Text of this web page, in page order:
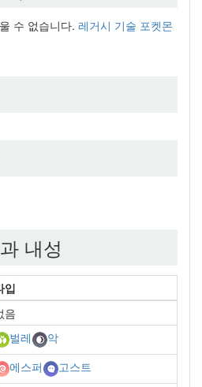
수 없습니다. 레거시 기술 포켓몬
내성
입
음
벌레
악
에스퍼
고스트